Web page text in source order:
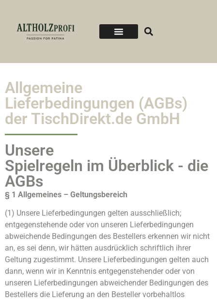
Allgemeine
Lieferbedingungen (AGBs)
der TischDirekt.de GmbH
Unsere
Spielregeln im Überblick - die
AGBs
§ 1 Allgemeines – Geltungsbereich
(1) Unsere Lieferbedingungen gelten ausschließlich;
entgegenstehende oder von unseren Lieferbedingungen
abweichende Bedingungen des Bestellers erkennen wir nicht
an, es sei denn, wir hätten ausdrücklich schriftlich ihrer
Geltung zugestimmt. Unsere Lieferbedingungen gelten auch
dann, wenn wir in Kenntnis entgegenstehender oder von
unseren Lieferbedingungen abweichender Bedingungen des
Bestellers die Lieferung an den Besteller vorbehaltlos